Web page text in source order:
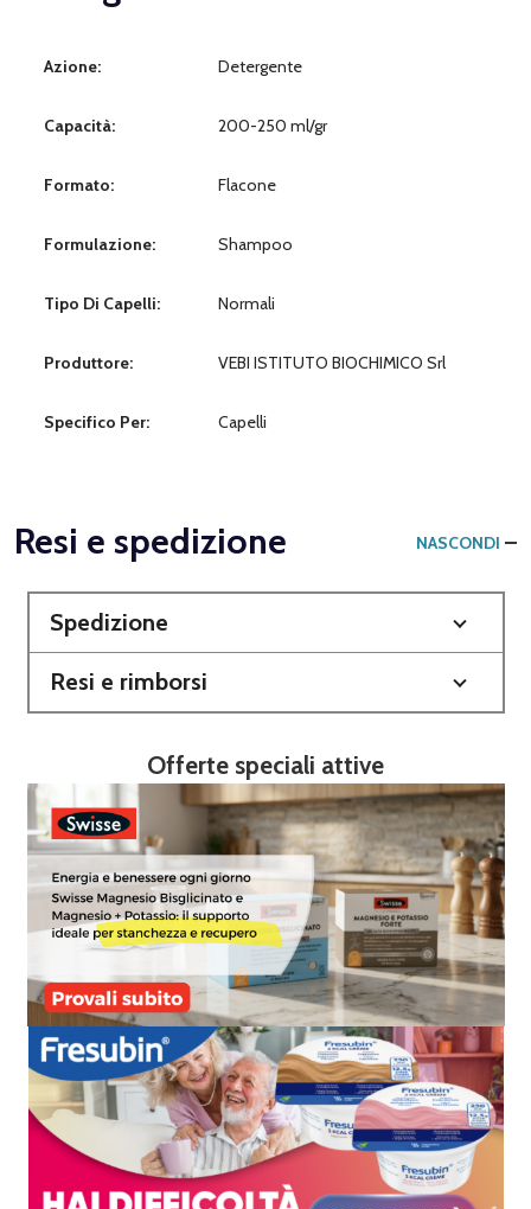
Azione: Detergente
Capacità: 200-250 ml/gr
Formato: Flacone
Formulazione: Shampoo
Tipo Di Capelli: Normali
Produttore: VEBI ISTITUTO BIOCHIMICO Srl
Specifico Per: Capelli
Resi e spedizione NASCONDI
Spedizione
Resi e rimborsi
Offerte speciali attive